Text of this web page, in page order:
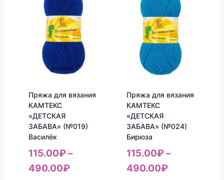
Пряжа для вязания
КАМТЕКС
«ДЕТСКАЯ
ЗАБАВА» (№019)
Василёк
115.00₽–
490.00₽
Пряжа для вязания
КАМТЕКС
«ДЕТСКАЯ
ЗАБАВА» (№024)
Бирюза
115.00₽–
490.00₽